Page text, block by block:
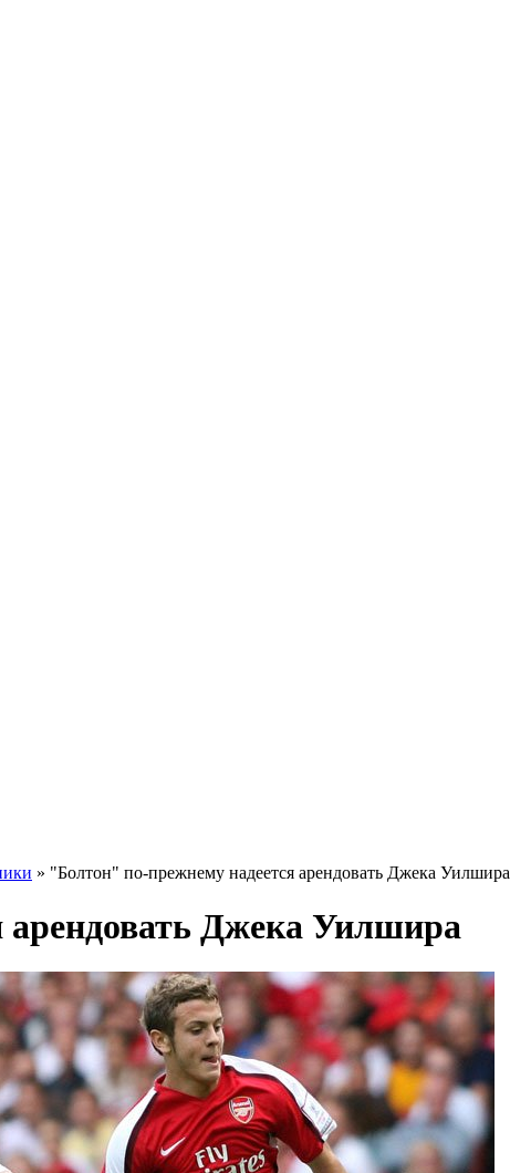
» "Болтон" по-прежнему надеется арендовать Джека Уилшира
Джека Уилшира